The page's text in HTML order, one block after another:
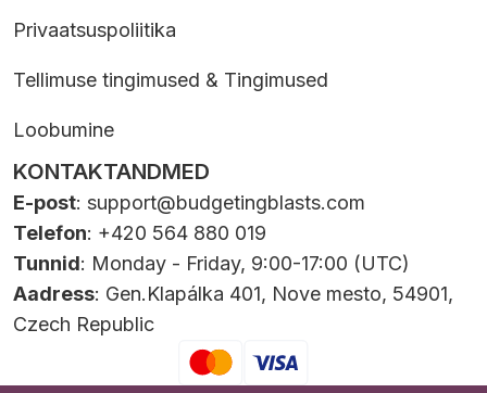
Privaatsuspoliitika
Tellimuse tingimused & Tingimused
Loobumine
KONTAKTANDMED
E-post: support@budgetingblasts.com
Telefon: +420 564 880 019
Tunnid: Monday - Friday, 9:00-17:00 (UTC)
Aadress: Gen.Klapálka 401, Nove mesto, 54901,
Czech Republic